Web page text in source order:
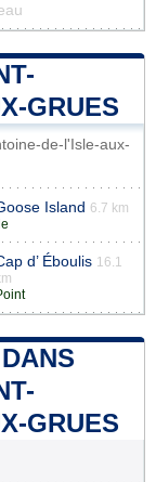
GRUES
de-l'Isle-aux-
Island 6.7 km
Île
d’ Éboulis 16.1
GRUES